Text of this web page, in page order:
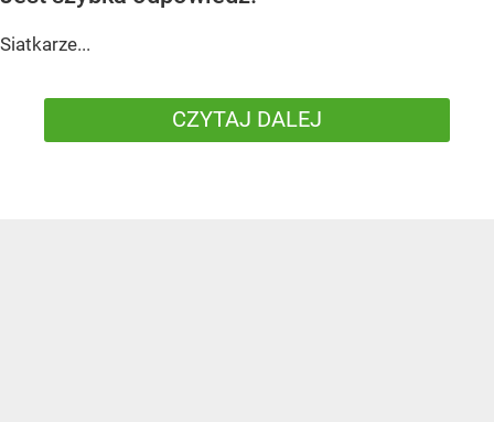
Siatkarze...
CZYTAJ DALEJ